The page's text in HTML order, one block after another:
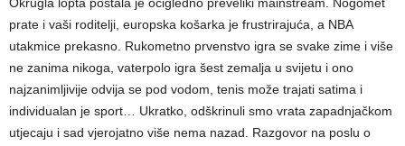
prate i vaši roditelji, europska košarka je frustrirajuća, a NBA
utakmice prekasno. Rukometno prvenstvo igra se svake zime i više
ne zanima nikoga, vaterpolo igra šest zemalja u svijetu i ono
najzanimljivije odvija se pod vodom, tenis može trajati satima i
individualan je sport… Ukratko, odškrinuli smo vrata zapadnjačkom
utjecaju i sad vjerojatno više nema nazad. Razgovor na poslu o